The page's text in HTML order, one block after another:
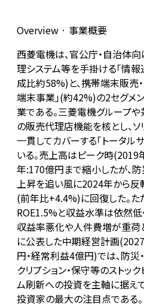
Overview · 事業概要
西菱電機は、官公庁・自治体
理システム等を手掛ける「情
成比約58%)と、携帯端末販売
端末事業」(約42%)の2セグメ
業である。三菱電機グループ
の販売代理店機能を核とし、ソ
一貫してカバーする「トータル
いる。売上高はピーク時
年:170億円まで縮小したが、
上昇を追い風に2024年から反
(前年比+4.4%)に回復した。た
ROE1.5%と収益水準は依然低
収益率悪化や人件費増が重荷
に公表した中期経営計画
円・経常利益4億円)では、防災
クリプション・保守等のストッ
ム刷新への投資を主軸に据え
投資家の最大の注目点である。